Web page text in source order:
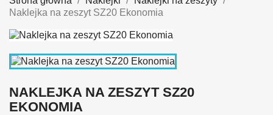
Naklejka na zeszyt SZ20 Ekonomia
NAKLEJKA NA ZESZYT SZ20
EKONOMIA